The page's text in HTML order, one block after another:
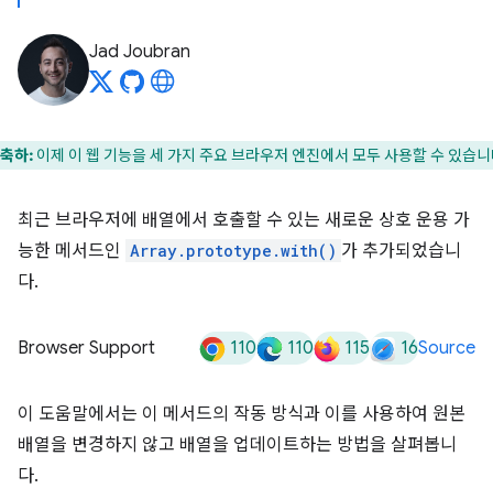
Jad Joubran
축하: 이제 이 웹 기능을 세 가지 주요 브라우저 엔진에서 모두 사용할 수 있습
최근 브라우저에 배열에서 호출할 수 있는 새로운 상호 운용 가
능한 메서드인 Array.prototype.with() 가 추가되었습니
다.
Browser Support 110 110 115 16Source
이 도움말에서는 이 메서드의 작동 방식과 이를 사용하여 원본
배열을 변경하지 않고 배열을 업데이트하는 방법을 살펴봅니
다.